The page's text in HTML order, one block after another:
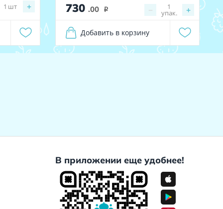
+
1 шт 730 .00 i − +
1
упак.
Добавить в корзину
В приложении еще удобнее!